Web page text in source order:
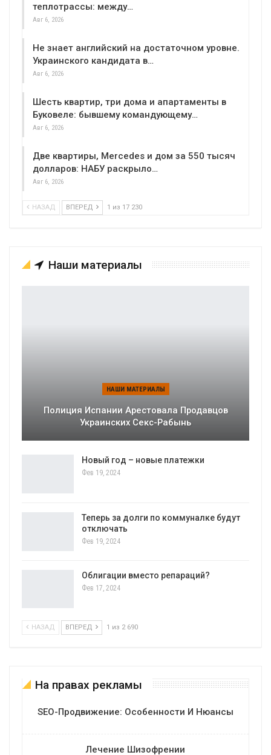
теплотрассы: между…
Авг 6, 2026
Не знает английский на достаточном уровне.
Украинского кандидата в…
Авг 6, 2026
Шесть квартир, три дома и апартаменты в
Буковеле: бывшему командующему…
Авг 6, 2026
Две квартиры, Mercedes и дом за 550 тысяч
долларов: НАБУ раскрыло…
Авг 6, 2026
НАЗАД ВПЕРЕД 1 из 17 230
Наши материалы
НАШИ МАТЕРИАЛЫ
Полиция Испании Арестовала Продавцов
Украинских Секс-Рабынь
Новый год – новые платежки
Фев 19, 2024
Теперь за долги по коммуналке будут
отключать
Фев 19, 2024
Облигации вместо репараций?
Фев 17, 2024
НАЗАД ВПЕРЕД 1 из 2 690
На правах рекламы
SEO-Продвижение: Особенности И Нюансы
Лечение Шизофрении